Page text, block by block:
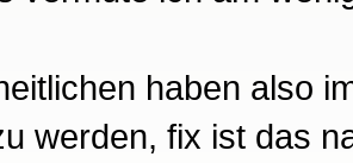
haben also
werden, fix ist das